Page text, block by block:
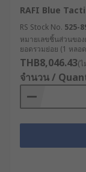
RAFI Blue
RS Stock No. 525-
หมายเลขชิ้นส่วนขอ
ยอดรวมย่อย (1 หลอ
THB8,046.43(
จำนวน /